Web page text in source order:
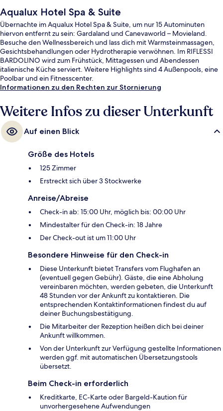
Aqualux Hotel Spa & Suite
Übernachte im Aqualux Hotel Spa & Suite, um nur 15 Autominuten
hiervon entfernt zu sein: Gardaland und Canevaworld – Movieland.
Besuche den Wellnessbereich und lass dich mit Warmsteinmassagen,
Gesichtsbehandlungen oder Hydrotherapie verwöhnen. Im RIFLESSI
BARDOLINO wird zum Frühstück, Mittagessen und Abendessen
italienische Küche serviert. Weitere Highlights sind 4 Außenpools, eine
Poolbar und ein Fitnesscenter.
Informationen zu den Rechten zur Stornierung
Weitere Infos zu dieser Unterkunft
Auf einen Blick
Größe des Hotels
125 Zimmer
Erstreckt sich über 3 Stockwerke
Anreise/Abreise
Check-in ab: 15:00 Uhr, möglich bis: 00:00 Uhr
Mindestalter für den Check-in: 18 Jahre
Der Check-out ist um 11:00 Uhr
Besondere Hinweise für den Check-in
Diese Unterkunft bietet Transfers vom Flughafen an
(eventuell gegen Gebühr). Gäste, die eine Abholung
vereinbaren möchten, werden gebeten, die Unterkunft
48 Stunden vor der Ankunft zu kontaktieren. Die
entsprechenden Kontaktinformationen findest du auf
deiner Buchungsbestätigung.
Die Mitarbeiter der Rezeption heißen dich bei deiner
Ankunft willkommen.
Von der Unterkunft zur Verfügung gestellte Informationen
werden ggf. mit automatischen Übersetzungstools
übersetzt.
Beim Check-in erforderlich
Kreditkarte, EC-Karte oder Bargeld-Kaution für
unvorhergesehene Aufwendungen